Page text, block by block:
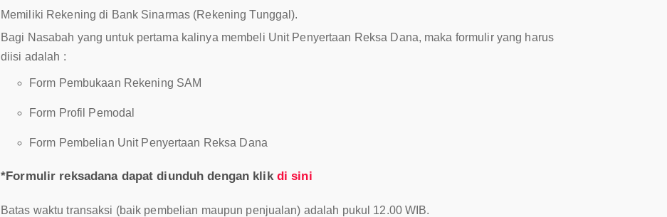
Memiliki Rekening di Bank Sinarmas (Rekening Tunggal).
Bagi Nasabah yang untuk pertama kalinya membeli Unit Penyertaan Reksa Dana, maka formulir yang harus
diisi adalah :
Form Pembukaan Rekening SAM
Form Profil Pemodal
Form Pembelian Unit Penyertaan Reksa Dana
*Formulir reksadana dapat diunduh dengan klik di sini
Batas waktu transaksi (baik pembelian maupun penjualan) adalah pukul 12.00 WIB.